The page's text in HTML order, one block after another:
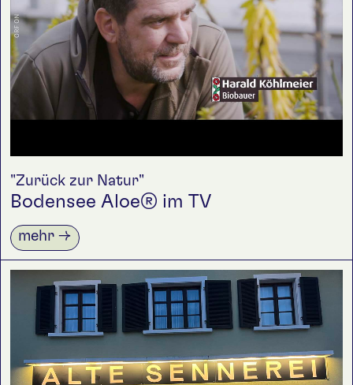
Uhr
Alte Sennerei auf facebook
folge uns
facebook
instagram
Newsletter
"Zurück zur Natur"
Bodensee Aloe® im TV
mehr →